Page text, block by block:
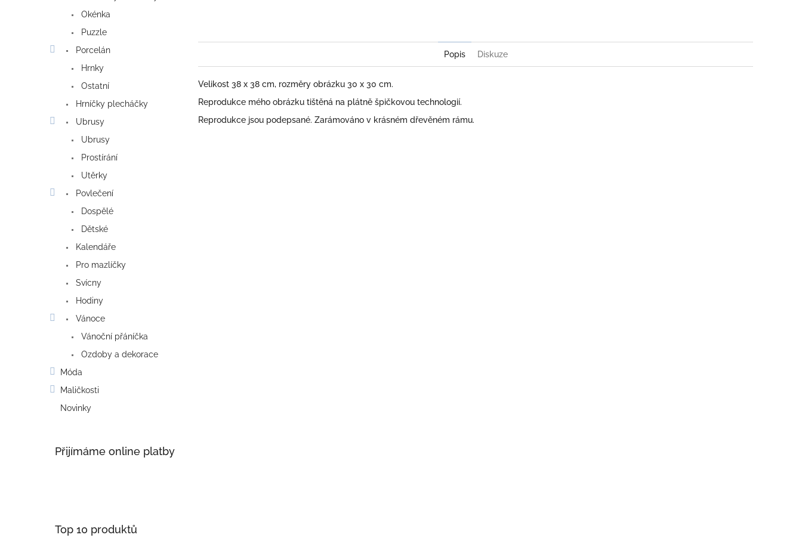
Okénka
Puzzle
Porcelán
Hrnky
Ostatní
Hrníčky plecháčky
Ubrusy
Ubrusy
Prostírání
Utěrky
Povlečení
Dospělé
Dětské
Kalendáře
Pro mazlíčky
Svícny
Hodiny
Vánoce
Vánoční přáníčka
Ozdoby a dekorace
Móda
Maličkosti
Novinky
Přijímáme online platby
Top 10 produktů
Popis Diskuze
Velikost 38 x 38 cm, rozměry obrázku 30 x 30 cm.
Reprodukce mého obrázku tištěná na plátně špičkovou technologií.
Reprodukce jsou podepsané. Zarámováno v krásném dřevěném rámu.